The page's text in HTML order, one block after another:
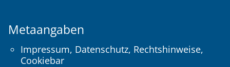
Metaangaben
Impressum, Datenschutz, Rechtshinweise,
Cookiebar